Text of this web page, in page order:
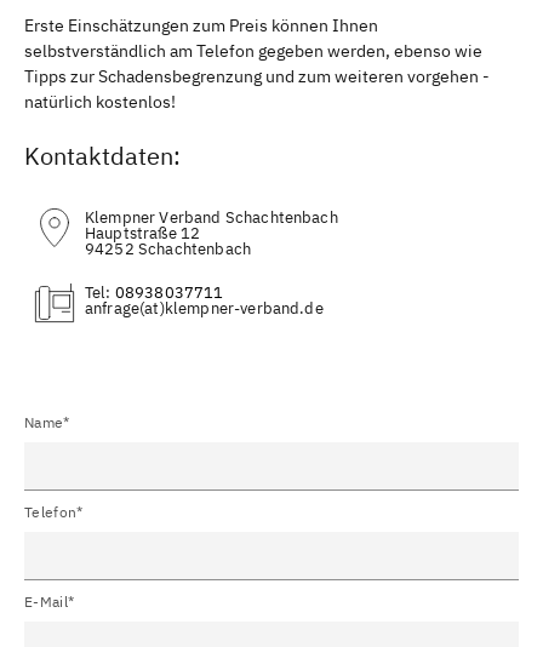
Erste Einschätzungen zum Preis können Ihnen
selbstverständlich am Telefon gegeben werden, ebenso wie
Tipps zur Schadensbegrenzung und zum weiteren vorgehen -
natürlich kostenlos!
Kontaktdaten:
Klempner Verband Schachtenbach
Hauptstraße 12
94252 Schachtenbach
Tel: 08938037711
(at)
Name*
Telefon*
E-Mail*